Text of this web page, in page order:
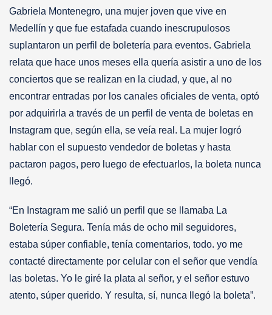
Gabriela Montenegro, una mujer joven que vive en
Medellín y que fue estafada cuando inescrupulosos
suplantaron un perfil de boletería para eventos. Gabriela
relata que hace unos meses ella quería asistir a uno de los
conciertos que se realizan en la ciudad, y que, al no
encontrar entradas por los canales oficiales de venta, optó
por adquirirla a través de un perfil de venta de boletas en
Instagram que, según ella, se veía real. La mujer logró
hablar con el supuesto vendedor de boletas y hasta
pactaron pagos, pero luego de efectuarlos, la boleta nunca
llegó.
“En Instagram me salió un perfil que se llamaba La
Boletería Segura. Tenía más de ocho mil seguidores,
estaba súper confiable, tenía comentarios, todo. yo me
contacté directamente por celular con el señor que vendía
las boletas. Yo le giré la plata al señor, y el señor estuvo
atento, súper querido. Y resulta, sí, nunca llegó la boleta”.